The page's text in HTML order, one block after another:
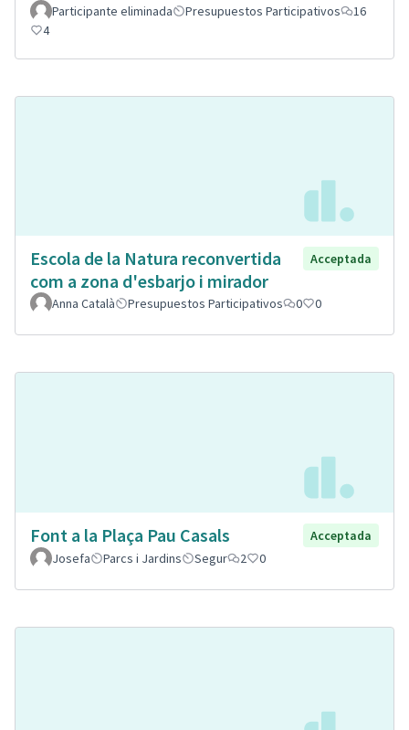
Participante eliminada
Presupuestos Participativos
16
4
Escola de la Natura reconvertida
com a zona d'esbarjo i mirador
Acceptada
Anna Català Presupuestos Participativos 0 0
Font a la Plaça Pau Casals
Acceptada
Josefa
Parcs i Jardins Segur 2 0